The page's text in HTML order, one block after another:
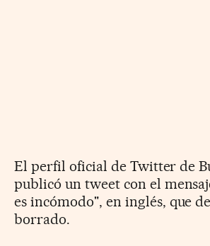
El perfil oficial de Twitter de
publicó un tweet con el
es incómodo", en inglés, que
borrado.